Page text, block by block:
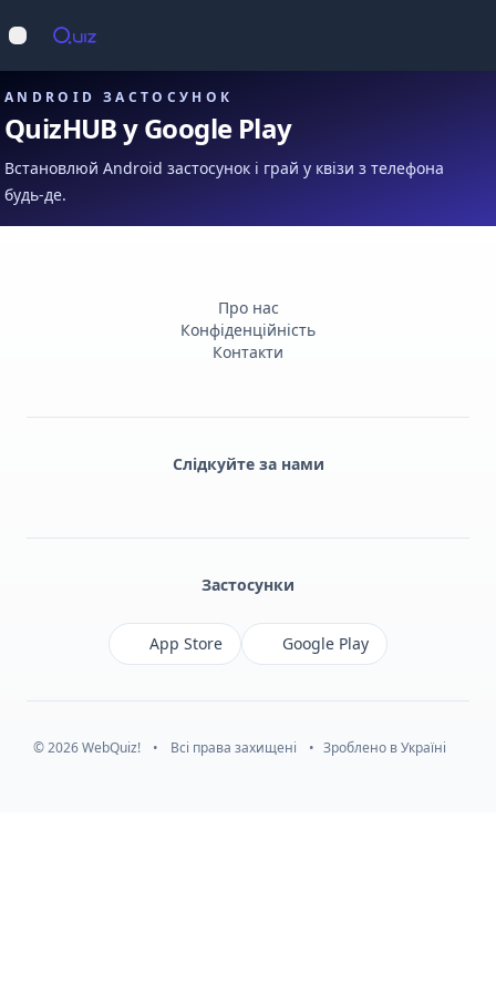
Відкрити меню
ANDROID ЗАСТОСУНОК
QuizHUB у Google Play
Встановлюй Android застосунок і грай у квізи з телефона
будь-де.
Про нас
Конфіденційність
Контакти
Слідкуйте за нами
Застосунки
App Store Google Play
© 2026 WebQuiz! • Всі права захищені • Зроблено в Україні